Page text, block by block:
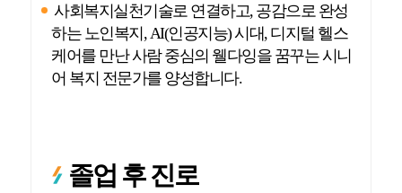
사회복지실천기술로 연결하고, 공감으로 완성
하는 노인복지, AI(인공지능) 시대, 디지털 헬스
케어를 만난 사람 중심의 웰다잉을 꿈꾸는 시니
어 복지 전문가를 양성합니다.
졸업 후 진로